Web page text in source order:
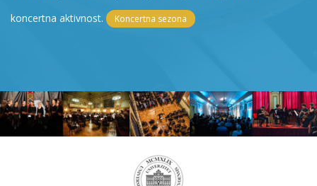
koncertna aktivnost.
Koncertna sezona